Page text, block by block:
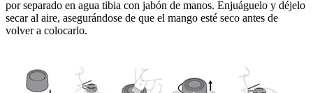
por separado en agua tibia con jabón de manos. Enjuáguelo y déjelo
secar al aire, asegurándose de que el mango esté seco antes de
volver a colocarlo.